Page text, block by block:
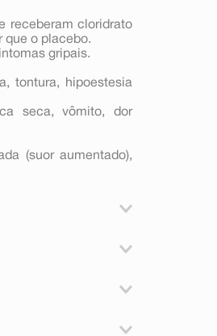
receberam cloridrato
que o placebo.
gripais.
tontura, hipoestesia
seca, vômito, dor
(suor aumentado),
analgésico opiáceo.
Daisan pode ser